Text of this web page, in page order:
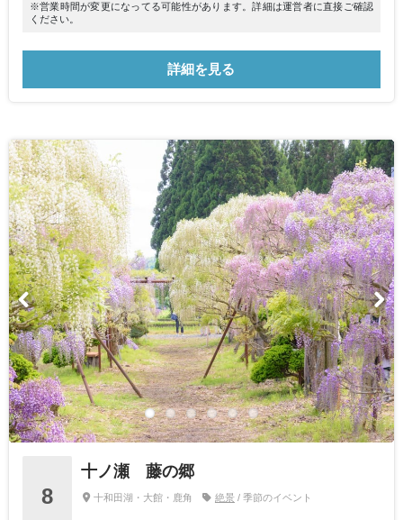
※営業時間が変更になってる可能性があります。詳細は運営者に直接ご確認
ください。
詳細を見る
8
十ノ瀬 藤の郷
十和田湖・大館・鹿角 絶景/ 季節のイベント